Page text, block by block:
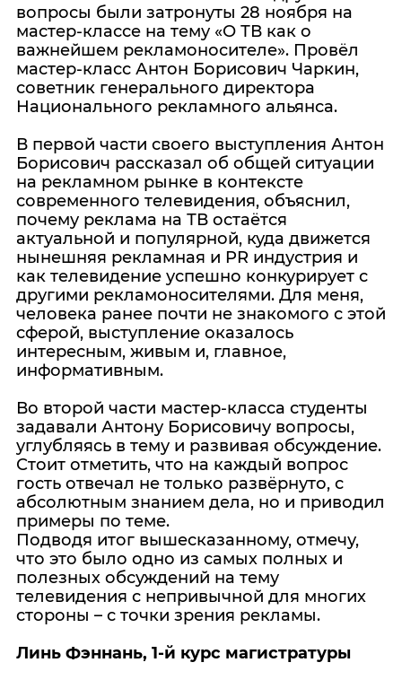
вопросы были затронуты 28 ноября на
мастер-классе на тему «О ТВ как о
важнейшем рекламоносителе». Провёл
мастер-класс Антон Борисович Чаркин,
советник генерального директора
Национального рекламного альянса.
В первой части своего выступления Антон
Борисович рассказал об общей ситуации
на рекламном рынке в контексте
современного телевидения, объяснил,
почему реклама на ТВ остаётся
актуальной и популярной, куда движется
нынешняя рекламная и PR индустрия и
как телевидение успешно конкурирует с
другими рекламоносителями. Для меня,
человека ранее почти не знакомого с этой
сферой, выступление оказалось
интересным, живым и, главное,
информативным.
Во второй части мастер-класса студенты
задавали Антону Борисовичу вопросы,
углубляясь в тему и развивая обсуждение.
Стоит отметить, что на каждый вопрос
гость отвечал не только развёрнуто, с
абсолютным знанием дела, но и приводил
примеры по теме.
Подводя итог вышесказанному, отмечу,
что это было одно из самых полных и
полезных обсуждений на тему
телевидения с непривычной для многих
стороны – с точки зрения рекламы.
Линь Фэннань, 1-й курс магистратуры